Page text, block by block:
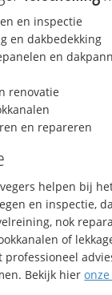
en inspectie
en dakbedekking
en
renovatie
en repareren
helpen bij
en inspectie,
nok
of
professioneel
Bekijk hier